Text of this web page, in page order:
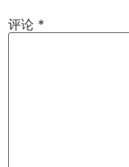
评论 *